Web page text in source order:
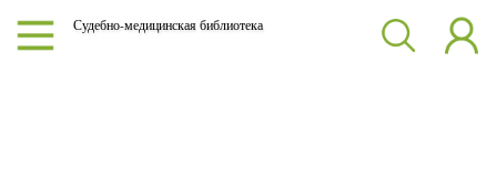
Судебно-медицинская библиотека